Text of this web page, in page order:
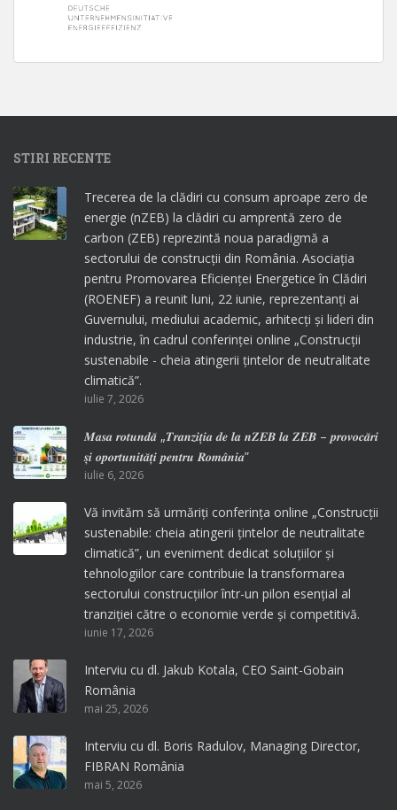
STIRI RECENTE
Trecerea de la clădiri cu consum aproape zero de
energie (nZEB) la clădiri cu amprentă zero de
carbon (ZEB) reprezintă noua paradigmă a
sectorului de construcții din România. Asociația
pentru Promovarea Eficienței Energetice în Clădiri
(ROENEF) a reunit luni, 22 iunie, reprezentanți ai
Guvernului, mediului academic, arhitecți și lideri din
industrie, în cadrul conferinței online „Construcții
sustenabile - cheia atingerii țintelor de neutralitate
climatică”.
iulie 7, 2026
𝑴𝒂𝒔𝒂 𝒓𝒐𝒕𝒖𝒏𝒅𝒂̆ „𝑻𝒓𝒂𝒏𝒛𝒊𝒕̦𝒊𝒂 𝒅𝒆 𝒍𝒂 𝒏𝒁𝑬𝑩 𝒍𝒂 𝒁𝑬𝑩 – 𝒑𝒓𝒐𝒗𝒐𝒄𝒂̆𝒓𝒊
𝒔̦𝒊 𝒐𝒑𝒐𝒓𝒕𝒖𝒏𝒊𝒕𝒂̆𝒕̦𝒊 𝒑𝒆𝒏𝒕𝒓𝒖 𝑹𝒐𝒎𝒂̂𝒏𝒊𝒂”
iulie 6, 2026
Vă invităm să urmăriți conferința online „Construcții
sustenabile: cheia atingerii țintelor de neutralitate
climatică”, un eveniment dedicat soluțiilor și
tehnologiilor care contribuie la transformarea
sectorului construcțiilor într-un pilon esențial al
tranziției către o economie verde și competitivă.
iunie 17, 2026
Interviu cu dl. Jakub Kotala, CEO Saint-Gobain
România
mai 25, 2026
Interviu cu dl. Boris Radulov, Managing Director,
FIBRAN România
mai 5, 2026